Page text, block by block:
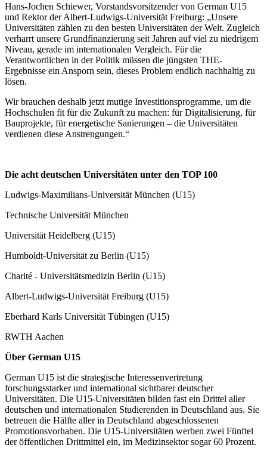
Hans-Jochen Schiewer, Vorstandsvorsitzender von German U15
und Rektor der Albert-Ludwigs-Universität Freiburg: „Unsere
Universitäten zählen zu den besten Universitäten der Welt. Zugleich
verharrt unsere Grundfinanzierung seit Jahren auf viel zu niedrigem
Niveau, gerade im internationalen Vergleich. Für die
Verantwortlichen in der Politik müssen die jüngsten THE-
Ergebnisse ein Ansporn sein, dieses Problem endlich nachhaltig zu
lösen.
Wir brauchen deshalb jetzt mutige Investitionsprogramme, um die
Hochschulen fit für die Zukunft zu machen: für Digitalisierung, für
Bauprojekte, für energetische Sanierungen – die Universitäten
verdienen diese Anstrengungen.“
Die acht deutschen Universitäten unter den TOP 100
Ludwigs-Maximilians-Universität München (U15)
Technische Universität München
Universität Heidelberg (U15)
Humboldt-Universität zu Berlin (U15)
Charité - Universitätsmedizin Berlin (U15)
Albert-Ludwigs-Universität Freiburg (U15)
Eberhard Karls Universität Tübingen (U15)
RWTH Aachen
Über German U15
German U15 ist die strategische Interessenvertretung
forschungsstarker und international sichtbarer deutscher
Universitäten. Die U15-Universitäten bilden fast ein Drittel aller
deutschen und internationalen Studierenden in Deutschland aus. Sie
betreuen die Hälfte aller in Deutschland abgeschlossenen
Promotionsvorhaben. Die U15-Universitäten werben zwei Fünftel
der öffentlichen Drittmittel ein, im Medizinsektor sogar 60 Prozent.